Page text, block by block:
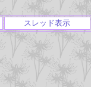
スレッド表示